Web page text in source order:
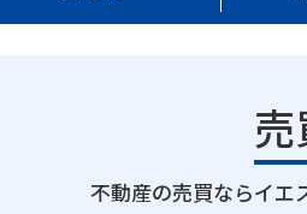
不動産の売買ならイエ